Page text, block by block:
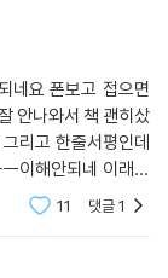
네요 폰보고 접으면
안나와서 책 괜히샀
리고 한줄서평인데
이해안되네 이래서
150자가 한 줄이
11 댓글1